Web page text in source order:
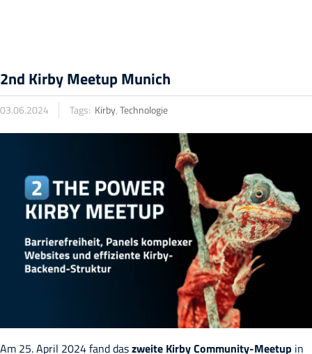
2nd Kirby Meetup Munich
03.06.2024 Tags: Kirby,Technologie
Am 25. April 2024 fand daszweite Kirby Community-Meetup in